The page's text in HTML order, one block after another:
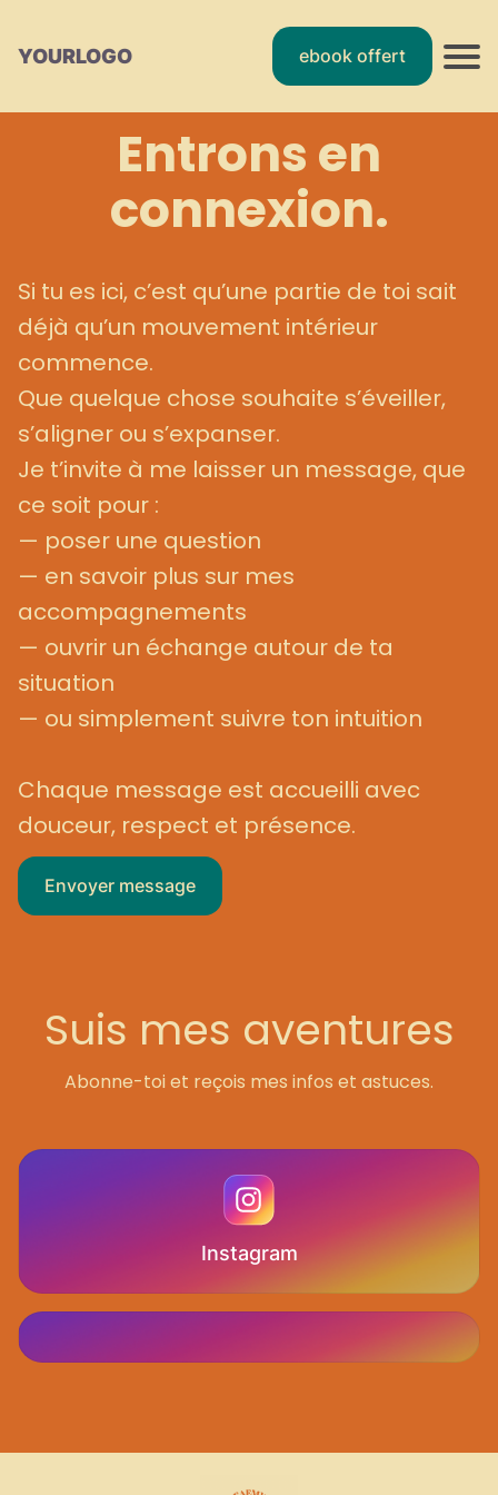
YOURLOGO ebook offert
Entrons en
connexion.
Si tu es ici, c’est qu’une partie de toi sait
déjà qu’un mouvement intérieur
commence.
Que quelque chose souhaite s’éveiller,
s’aligner ou s’expanser.
Je t’invite à me laisser un message, que
ce soit pour :
— poser une question
— en savoir plus sur mes
accompagnements
— ouvrir un échange autour de ta
situation
— ou simplement suivre ton intuition
Chaque message est accueilli avec
douceur, respect et présence.
Envoyer message
Suis mes aventures
Abonne-toi et reçois mes infos et astuces.
Instagram